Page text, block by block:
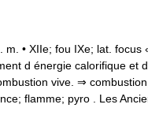
• XIIe; fou IXe; lat. focus
d énergie calorifique et
vive. ⇒
flamme; pyro . Les